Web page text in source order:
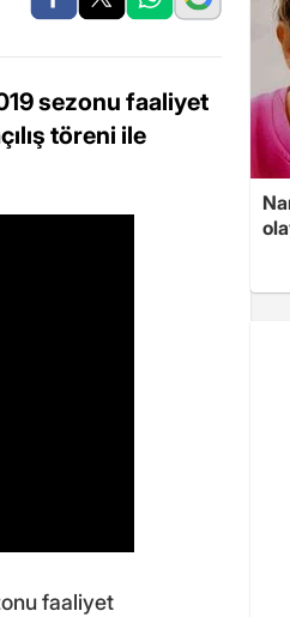
sezonu faaliyet
töreni ile
faaliyet